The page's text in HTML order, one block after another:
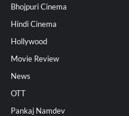
Bhojpuri Cinema
Hindi Cinema
Hollywood
Movie Review
News
OTT
Pankaj Namdev